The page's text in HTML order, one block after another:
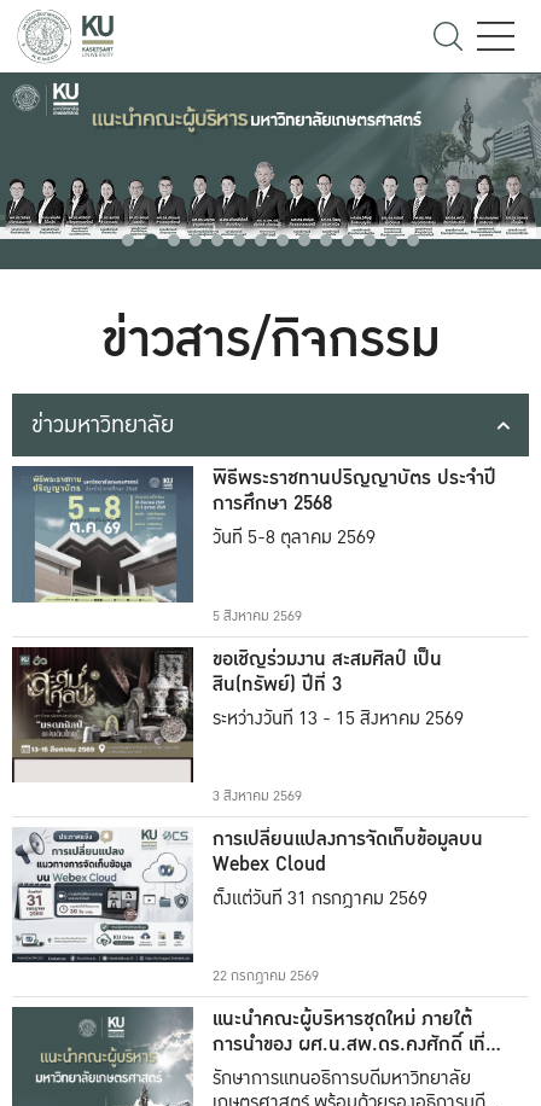
ข่าวสาร/กิจกรรม
ข่าวมหาวิทยาลัย
พิธีพระราชทานปริญญาบัตร ประจำปี
การศึกษา 2568
วันที่ 5-8 ตุลาคม 2569
5 สิงหาคม 2569
ขอเชิญร่วมงาน สะสมศิลป์ เป็น
สิน(ทรัพย์) ปีที่ 3
ระหว่างวันที่ 13 - 15 สิงหาคม 2569
3 สิงหาคม 2569
การเปลี่ยนแปลงการจัดเก็บข้อมูลบน
Webex Cloud
ตั้งแต่วันที่ 31 กรกฎาคม 2569
22 กรกฎาคม 2569
แนะนำคณะผู้บริหารชุดใหม่ ภายใต้
การนำของ ผศ.น.สพ.ดร.คงศักดิ์ เที่ยง
ธรรม
รักษาการแทนอธิการบดีมหาวิทยาลัย